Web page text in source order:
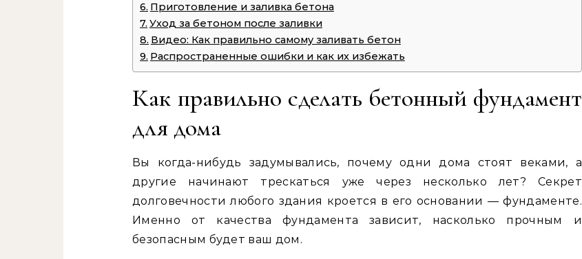
Приготовление и заливка бетона
Уход за бетоном после заливки
Видео: Как правильно самому заливать бетон
Распространенные ошибки и как их избежать
Как правильно сделать бетонный фундамент
для дома
Вы когда-нибудь задумывались, почему одни дома стоят веками, а
другие начинают трескаться уже через несколько лет? Секрет
долговечности любого здания кроется в его основании — фундаменте.
Именно от качества фундамента зависит, насколько прочным и
безопасным будет ваш дом.